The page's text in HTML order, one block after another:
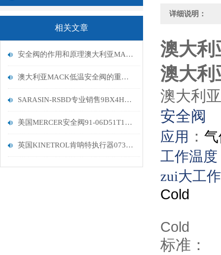
相关文章
安全阀的作用和原理澳大利亚MACK低温安全阀
澳大利亚MACK低温安全阀的重要性与受力分析
SARASIN-RSBD专业销售9BX4HFFU5寿命长
美国MERCER安全阀91-06D51T14I1现货供应
英国KINETROL肯呐特执行器073-100
详细说明：
澳大利
澳大利
澳大利
安全阀
应用 ：
工作温度
zui大工
Cold
Cold
标准：